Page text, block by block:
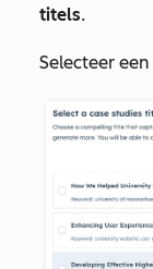
titels.
Selecteer een